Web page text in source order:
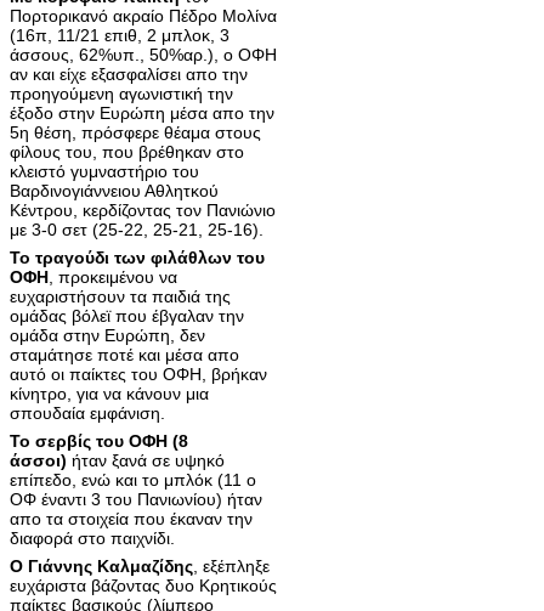
Πορτορικανό ακραίο Πέδρο Μολίνα
(16π, 11/21 επιθ, 2 μπλοκ, 3
άσσους, 62%υπ., 50%αρ.), ο ΟΦΗ
αν και είχε εξασφαλίσει απο την
προηγούμενη αγωνιστική την
έξοδο στην Ευρώπη μέσα απο την
5η θέση, πρόσφερε θέαμα στους
φίλους του, που βρέθηκαν στο
κλειστό γυμναστήριο του
Βαρδινογιάννειου Αθλητκού
Κέντρου, κερδίζοντας τον Πανιώνιο
με 3-0 σετ (25-22, 25-21, 25-16).
Το τραγούδι των φιλάθλων του
ΟΦΗ , προκειμένου να
ευχαριστήσουν τα παιδιά της
ομάδας βόλεϊ που έβγαλαν την
ομάδα στην Ευρώπη, δεν
σταμάτησε ποτέ και μέσα απο
αυτό οι παίκτες του ΟΦΗ, βρήκαν
κίνητρο, για να κάνουν μια
σπουδαία εμφάνιση.
Το σερβίς του ΟΦΗ (8
άσσοι) ήταν ξανά σε υψηκό
επίπεδο, ενώ και το μπλόκ (11 ο
ΟΦ έναντι 3 του Πανιωνίου) ήταν
απο τα στοιχεία που έκαναν την
διαφορά στο παιχνίδι.
Ο Γιάννης Καλμαζίδης , εξέπληξε
ευχάριστα βάζοντας δυο Κρητικούς
παίκτες βασικούς (λίμπερο